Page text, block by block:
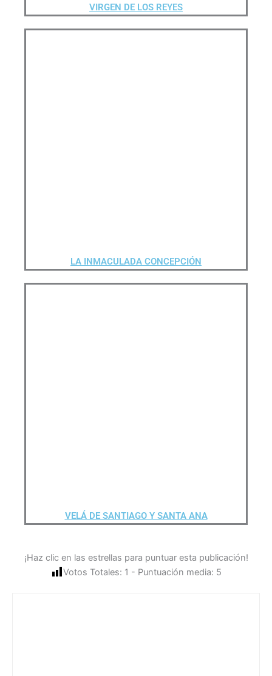
VIRGEN DE LOS REYES
LA INMACULADA CONCEPCIÓN
VELÁ DE SANTIAGO Y SANTA ANA
¡Haz clic en las estrellas para puntuar esta publicación!
Votos Totales: 1 - Puntuación media: 5